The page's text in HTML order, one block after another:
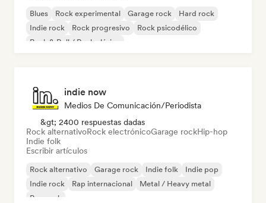
Blues Rock experimental Garage rock
Hard rock
Indie rock
Rock progresivo
Rock psicodélico
Rock & Roll / Rock clásico
indie now
Medios De Comunicación/Periodista
&gt; 2400 respuestas dadas
Rock alternativoRock electrónicoGarage rockHip-hop
Indie folk
Escribir artículos
Rock alternativo Garage rock Indie folk
Indie pop
Indie rock
Rap internacional
Metal / Heavy metal
Pop rock